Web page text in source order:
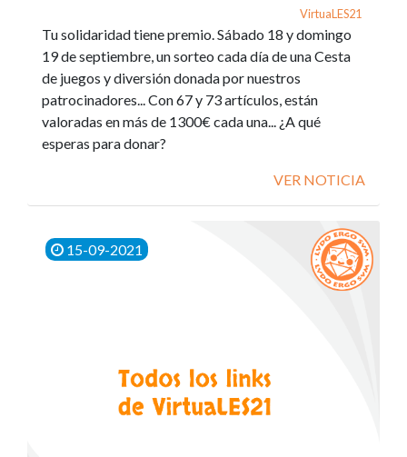
VirtuaLES21
Tu solidaridad tiene premio. Sábado 18 y domingo
19 de septiembre, un sorteo cada día de una Cesta
de juegos y diversión donada por nuestros
patrocinadores... Con 67 y 73 artículos, están
valoradas en más de 1300€ cada una... ¿A qué
esperas para donar?
VER NOTICIA
15-09-2021